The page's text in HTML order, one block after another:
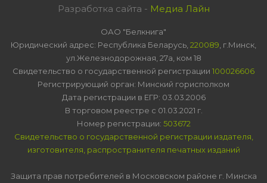
Разработка сайта - Медиа Лайн
ОАО "Белкнига"
Юридический адрес: Республика Беларусь, 220089 , г.Минск,
ул.Железнодорожная, 27а, ком 18
Свидетельство о государственной регистрации 100026606
Регистрирующий орган: Минский горисполком
Дата регистрации в ЕГР: 03.03.2006
В торговом реестре с 01.03.2021 г.
Номер регистрации: 503672
Свидетельство о государственной регистрации издателя,
изготовителя, распространителя печатных изданий
Защита прав потребителей в Московском районе г. Минска